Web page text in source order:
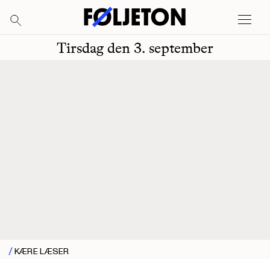
Tirsdag den 3. september
KÆRE LÆSER